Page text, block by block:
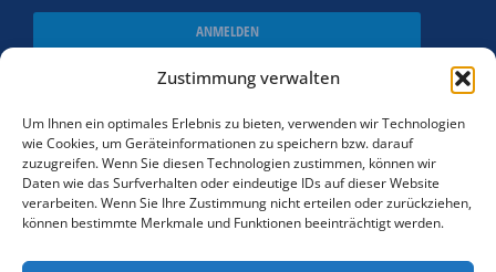
Zustimmung verwalten
Um Ihnen ein optimales Erlebnis zu bieten, verwenden wir Technologien
wie Cookies, um Geräteinformationen zu speichern bzw. darauf
zuzugreifen. Wenn Sie diesen Technologien zustimmen, können wir
Daten wie das Surfverhalten oder eindeutige IDs auf dieser Website
verarbeiten. Wenn Sie Ihre Zustimmung nicht erteilen oder zurückziehen,
können bestimmte Merkmale und Funktionen beeinträchtigt werden.
ANMELDEN